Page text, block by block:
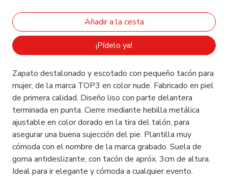
¡Pídelo ya!
Zapato destalonado y escotado con pequeño tacón para
mujer, de la marca TOP3 en color nude. Fabricado en piel
de primera calidad. Diseño liso con parte delantera
terminada en punta. Cierre mediante hebilla metálica
ajustable en color dorado en la tira del talón, para
asegurar una buena sujección del pie. Plantilla muy
cómoda con el nombre de la marca grabado. Suela de
goma antideslizante, con tacón de apróx. 3cm de altura.
Ideal para ir elegante y cómoda a cualquier evento.